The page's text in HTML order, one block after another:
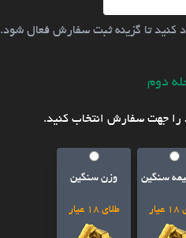
کنید تا گزینه ثبت سفارش فعال شود.
دوم
جهت سفارش انتخاب کنید.
سنگین وزن سنگین
طلای 18 عیار